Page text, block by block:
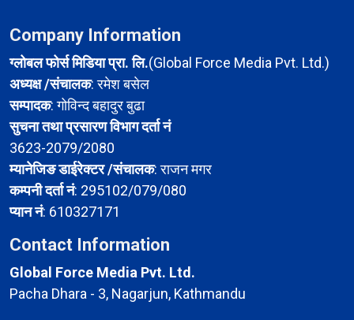
Company Information
ग्लोबल फोर्स मिडिया प्रा. लि.(Global Force Media Pvt. Ltd.)
अध्यक्ष /संचालक: रमेश बसेल
सम्पादक: गोविन्द बहादुर बुढा
सुचना तथा प्रसारण विभाग दर्ता नं
3623-2079/2080
म्यानेजिङ डाईरेक्टर /संचालक: राजन मगर
कम्पनी दर्ता नं: 295102/079/080
प्यान नं: 610327171
Contact Information
Global Force Media Pvt. Ltd.
Pacha Dhara - 3, Nagarjun, Kathmandu